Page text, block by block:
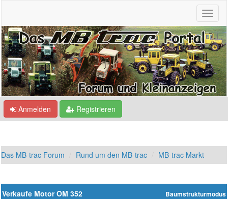
Anmelden Registrieren
Das MB-trac Forum Rund um den MB-trac MB-trac Markt
Baumstrukturmodus
Verkaufe Motor OM 352